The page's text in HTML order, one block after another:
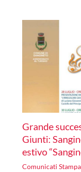
Grande
Giunti:
estivo
Comunicati Stampa